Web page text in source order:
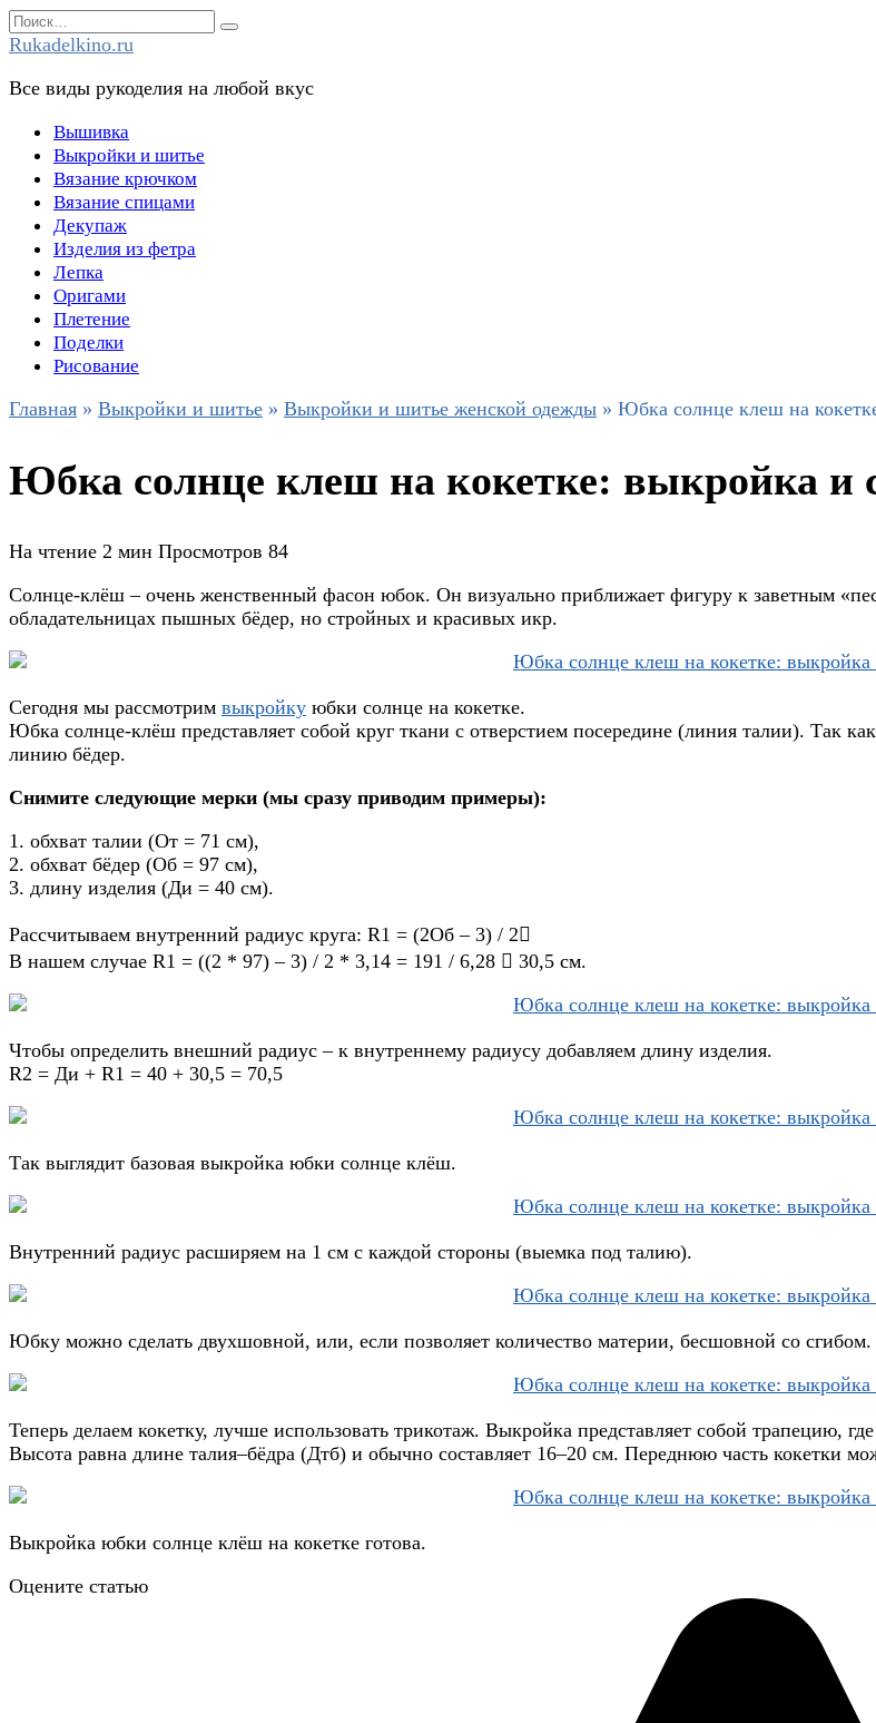
Перейти
к
Search
for:
Rukadelkino.ru
Все виды рукоделия на любой вкус
Вышивка
Выкройки и шитье
Вязание крючком
Вязание спицами
Декупаж
Изделия из фетра
Лепка
Оригами
Плетение
Поделки
Рисование
Главная » Выкройки и шитье » Выкройки и шитье женской одежды » Юбка солнце клеш на
Юбка солнце клеш на кокетке: выкройка и
На чтение 2 мин Просмотров 84
Солнце-клёш – очень женственный фасон юбок. Он визуально приближает фигуру к заветным
обладательницах пышных бёдер, но стройных и красивых икр.
Сегодня мы рассмотрим выкройку юбки солнце на кокетке.
Юбка солнце-клёш представляет собой круг ткани с отверстием посередине (линия талии). Так
линию бёдер.
Снимите следующие мерки (мы сразу приводим примеры):
1. обхват талии (От = 71 см),
2. обхват бёдер (Об = 97 см),
3. длину изделия (Ди = 40 см).
Рассчитываем внутренний радиус круга: R1 = (2Об – 3) / 2
В нашем случае R1 = ((2 * 97) – 3) / 2 * 3,14 = 191 / 6,28  30,5 см.
Чтобы определить внешний радиус – к внутреннему радиусу добавляем длину изделия.
R2 = Ди + R1 = 40 + 30,5 = 70,5
Так выглядит базовая выкройка юбки солнце клёш.
Внутренний радиус расширяем на 1 см с каждой стороны (выемка под талию).
Юбку можно сделать двухшовной, или, если позволяет количество материи, бесшовной со сгибом.
Теперь делаем кокетку, лучше использовать трикотаж. Выкройка представляет собой трапецию,
Высота равна длине талия–бёдра (Дтб) и обычно составляет 16–20 см. Переднюю часть кокетки
Выкройка юбки солнце клёш на кокетке готова.
Оцените статью